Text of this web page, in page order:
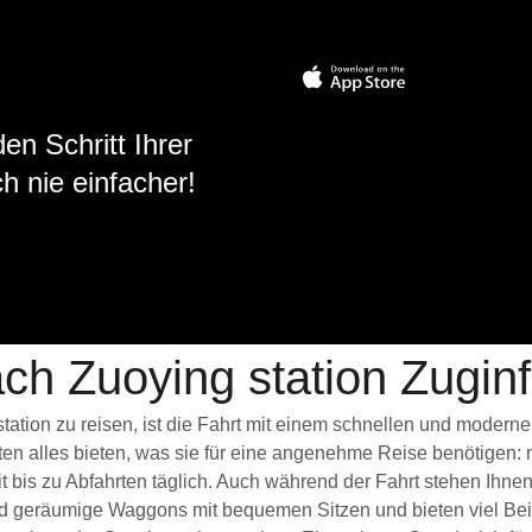
Schritt Ihrer
nie einfacher!
Zuoying station
zu reisen, ist die Fahrt mit einem schnellen und
alles bieten, was sie für eine angenehme Reise
zu Abfahrten täglich. Auch während der Fahrt stehen
Waggons mit bequemen Sitzen und bieten viel